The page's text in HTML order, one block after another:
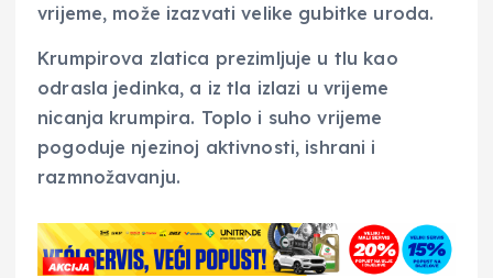
vrijeme, može izazvati velike gubitke uroda.
Krumpirova zlatica prezimljuje u tlu kao
odrasla jedinka, a iz tla izlazi u vrijeme
nicanja krumpira. Toplo i suho vrijeme
pogoduje njezinoj aktivnosti, ishrani i
razmnožavanju.